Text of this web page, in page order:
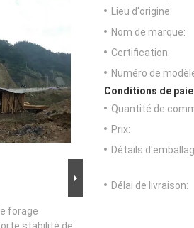
forage
stabilité de
Lieu d'origine:
Nom de marque:
Certification:
Numéro de
Conditions de
Quantité de
Prix:
Détails
Délai de livraison: